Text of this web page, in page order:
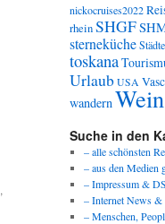
,
nickocruises2022
rheinSHGF
sterneküche
toskana
Urlaub USA
wandernWein
Suche in den
– alle schönsten
– aus den Medien
– Impressum &
– Internet News &
– Menschen,